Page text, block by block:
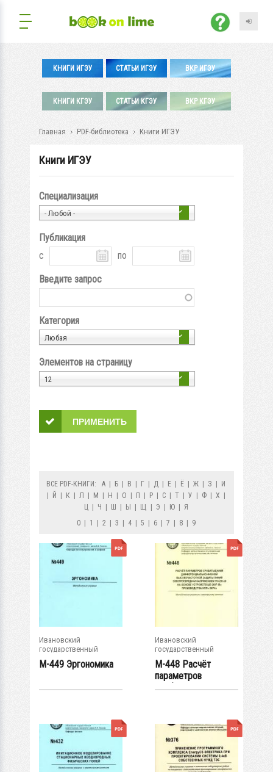
КНИГИ ИГЭУ СТАТЬИ ИГЭУ ВКР ИГЭУ
КНИГИ КГЭУ СТАТЬИ КГЭУ ВКР КГЭУ
Главная PDF-библиотека Книги ИГЭУ
Книги ИГЭУ
Специализация
- Любой -
Публикация
с
по
Введите запрос
Категория
Любая
Элементов на страницу
12
ВСЕ PDF-КНИГИ: А Б В Г Д Е Ё Ж З
И
Й К Л М Н О П Р С Т У Ф Х
Ц
Ч Ш Ы Щ Э Ю
Я
0
1 2 3 4 5 6 7 8 9
Ивановский
государственный
энергетический...
М-449 Эргономика
Ивановский
государственный
энергетический...
М-448 Расчёт
параметров
срабатывания...